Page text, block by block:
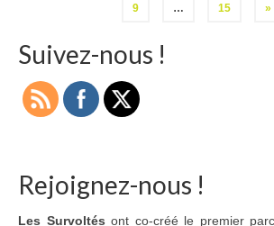
publications
9 … 15 »
Suivez-nous !
Rejoignez-nous !
Les Survoltés ont co-créé le premier